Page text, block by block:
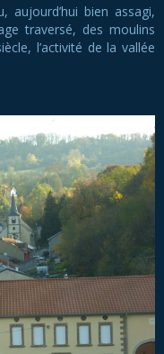
bien assagi,
traversé, des moulins
l’activité de la vallée